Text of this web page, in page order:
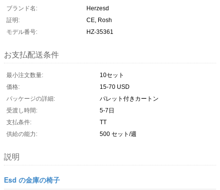
ブランド名:
Herzesd
証明:
CE, Rosh
モデル番号:
HZ-35361
お支払配送条件
最小注文数量:
10セット
価格:
15-70 USD
パッケージの詳細:
パレット付きカートン
受渡し時間:
5-7日
支払条件:
TT
供給の能力:
500 セット/週
説明
Esd の金庫の椅子